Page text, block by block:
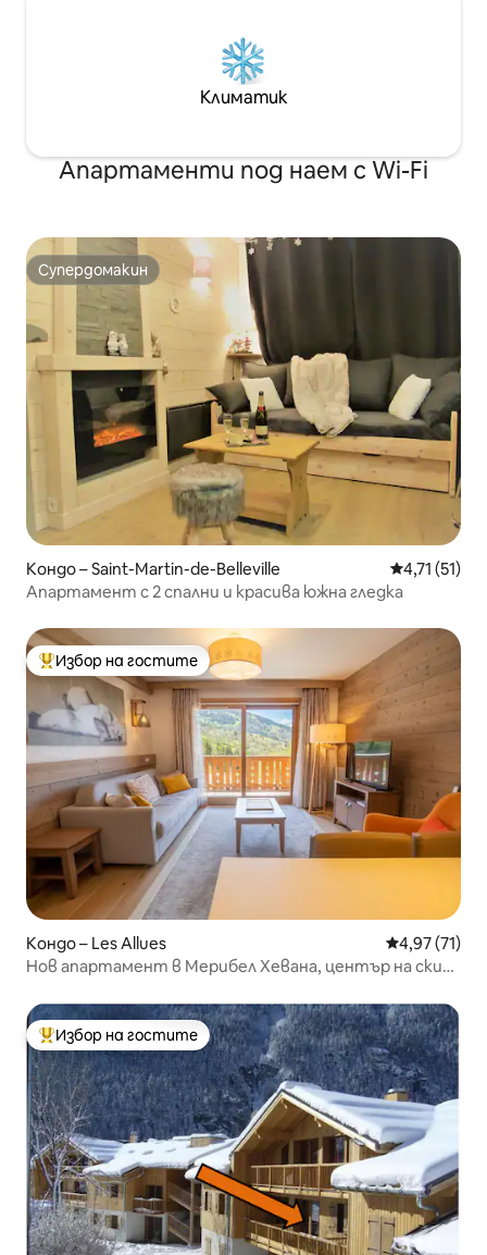
Климатик
Апартаменти под наем с Wi-Fi
Супердомакин
Супердомакин
Кондо – Saint-Martin-de-Belleville Средна
4,71 (51)
Апартамент с 2 спални и красива южна гледка
Най-популярен избор на гостите
Избор на гостите
Кондо – Les Allues Средна
4,97 (71)
Нов апартамент в Мерибел Хевана, център на ски
Най-популярен избор на гостите
Избор на гостите